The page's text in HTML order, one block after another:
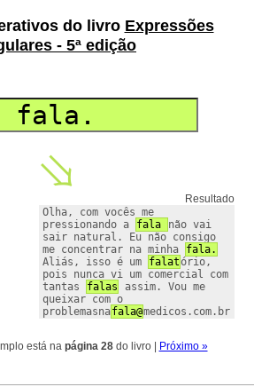
do livro Expressões
- 5ª edição
Resultado
Olha, com vocês me
pressionando a
fala
não vai
sair natural. Eu não consigo
me concentrar na minha
fala.
Aliás, isso é um
falatório,
pois nunca vi um comercial com
tantas
falas
assim. Vou me
queixar com o
problemasnafala@medicos.com.br
está na página 28do livro | Próximo »